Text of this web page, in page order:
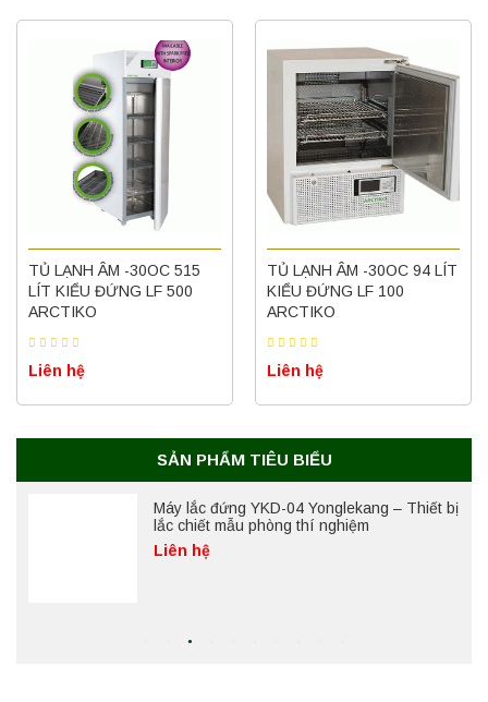
TỦ LẠNH ÂM -30OC 515
LÍT KIỂU ĐỨNG LF 500
ARCTIKO
Liên hệ
TỦ LẠNH ÂM -30OC 94 LÍT
KIỂU ĐỨNG LF 100
ARCTIKO
Liên hệ
SẢN PHẨM TIÊU BIỂU
Máy ly tâm tốc độ thấp để bàn YKL02A
Yonglekang – Máy ly tâm phòng thí nghiệm
Liên hệ
Nồi hấp chân không BKQ-B50V BIOBASE
(50 Lít) – Giải pháp tiệt trùng hiệu quả
Liên hệ
Máy ly tâm tốc độ cao để bàn YTG18G
Liên hệ
Máy lắc đứng YKD-04 Yonglekang – Thiết bị
lắc chiết mẫu phòng thí nghiệm
Liên hệ